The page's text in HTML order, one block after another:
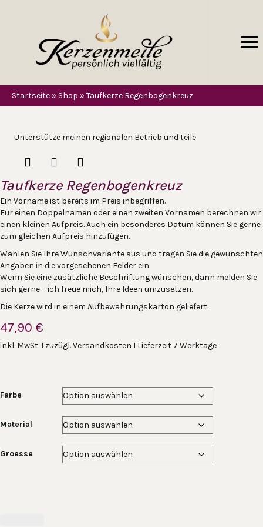
Startseite » Shop » Taufkerze Regenbogenkreuz
Unterstütze meinen regionalen Betrieb und teile
Taufkerze Regenbogenkreuz
Ein Vorname ist bereits im Preis inbegriffen.
Für einen Doppelnamen oder einen zweiten Vornamen berechnen wir
einen kleinen Aufpreis. Auch ein besonderes Datum können Sie gerne
zum gleichen Aufpreis hinzufügen.
Wählen Sie Ihre Wunschvariante aus und tragen Sie die gewünschten
Angaben in die vorgesehenen Felder ein.
Wenn Sie eine zusätzliche Beschriftung wünschen, dann melden Sie
sich gerne – ich freue mich, Ihre Ideen umzusetzen.
Die Kerze wird in einem Aufbewahrungskarton geliefert.
47,90 €
inkl. MwSt. I zuzügl. Versandkosten I Lieferzeit 7 Werktage
Farbe
Material
Groesse